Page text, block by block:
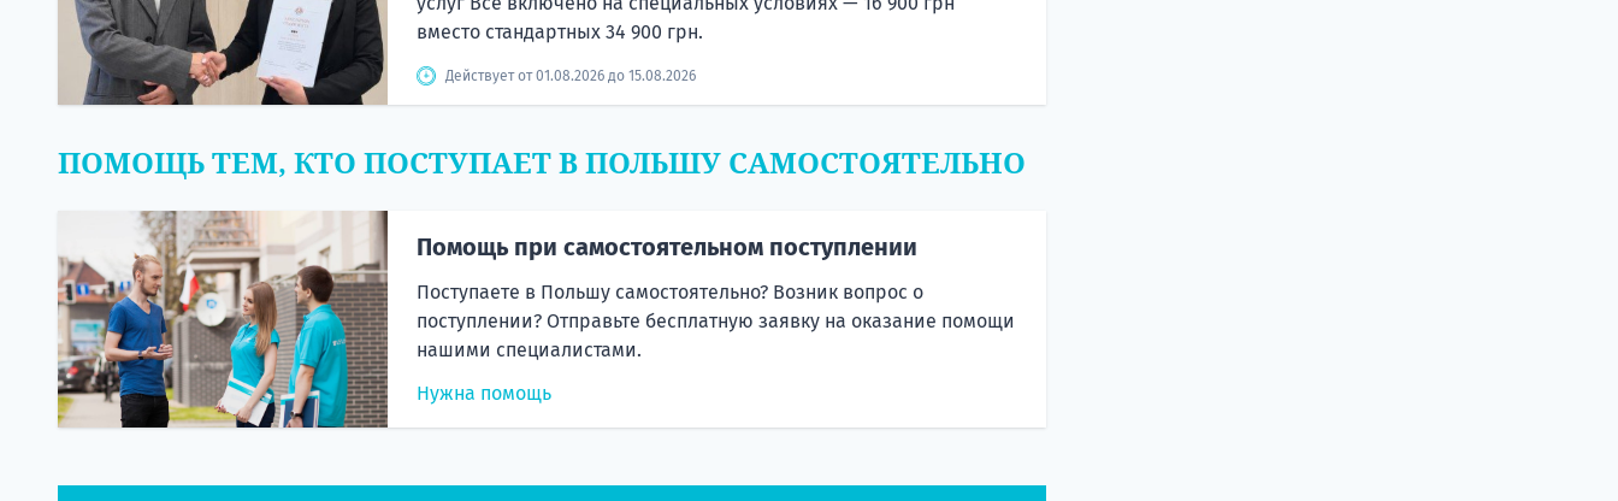
вместо стандартных 34 900 грн.
Действует от 01.08.2026 до 15.08.2026
ПОМОЩЬ ТЕМ, КТО ПОСТУПАЕТ В ПОЛЬШУ САМОСТОЯТЕЛЬНО
Помощь при самостоятельном поступлении
Поступаете в Польшу самостоятельно? Возник вопрос о
поступлении? Отправьте бесплатную заявку на оказание помощи
нашими специалистами.
Нужна помощь